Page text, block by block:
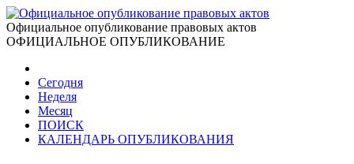
Официальное опубликование правовых актов
ОФИЦИАЛЬНОЕ ОПУБЛИКОВАНИЕ
Сегодня
Неделя
Месяц
ПОИСК
КАЛЕНДАРЬ ОПУБЛИКОВАНИЯ